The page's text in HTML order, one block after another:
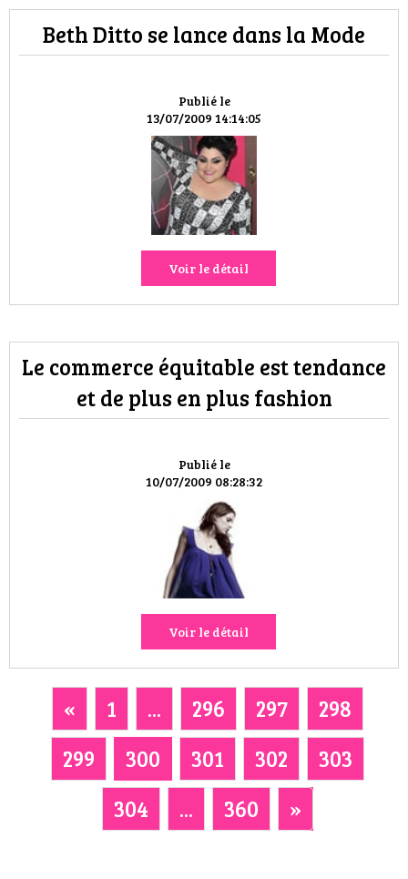
Publié le
13/07/2009 14:14:05
Beth Ditto se lance dans la Mode
Voir le détail
Publié le
10/07/2009 08:28:32
Le commerce équitable est tendance
et de plus en plus fashion
Voir le détail
« 1 ... 296 297
298
299
300 301 302
303
304
... 360 »